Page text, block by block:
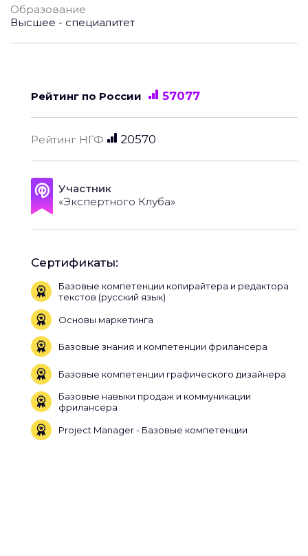
Образование
Высшее - специалитет
Рейтинг по России 57077
Рейтинг НГФ 20570
Участник
«Экспертного Клуба»
Сертификаты:
Базовые компетенции копирайтера и редактора
текстов (русский язык)
Основы маркетинга
Базовые знания и компетенции фрилансера
Базовые компетенции графического дизайнера
Базовые навыки продаж и коммуникации
фрилансера
Project Manager - Базовые компетенции